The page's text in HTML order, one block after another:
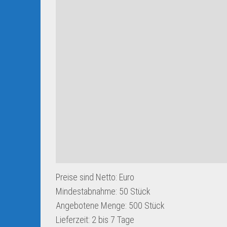
Preise sind Netto: Euro
Mindestabnahme: 50 Stück
Angebotene Menge: 500 Stück
Lieferzeit: 2 bis 7 Tage